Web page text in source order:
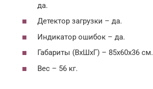
да.
Детектор загрузки – да.
Индикатор ошибок – да.
Габариты (ВхШхГ) – 85х60х36 см.
Вес – 56 кг.